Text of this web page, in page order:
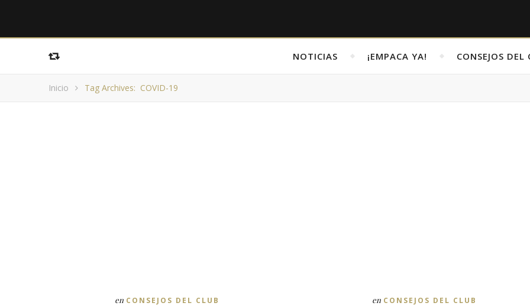
NOTICIAS ¡EMPACA YA! CONSEJOS DEL
Inicio Tag Archives: COVID-19
en CONSEJOS DEL CLUB en CONSEJOS DEL CLUB